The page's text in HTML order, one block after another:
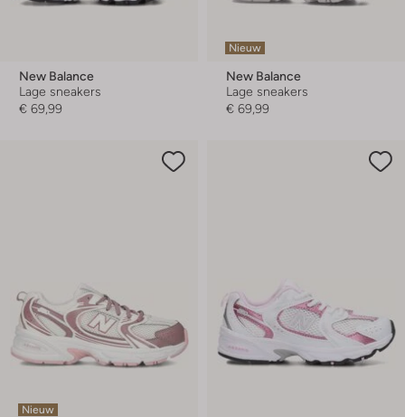
New Balance
Lage sneakers
€ 69,99
Nieuw
New Balance
Lage sneakers
€ 69,99
Nieuw